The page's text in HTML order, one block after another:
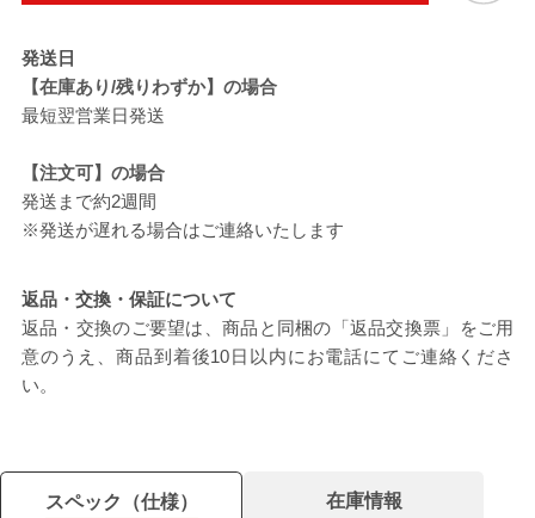
発送日
【在庫あり/残りわずか】の場合
最短翌営業日発送
【注文可】の場合
発送まで約2週間
※発送が遅れる場合はご連絡いたします
返品・交換・保証について
返品・交換のご要望は、商品と同梱の「返品交換票」をご用
意のうえ、商品到着後10日以内にお電話にてご連絡くださ
い。
スペック（仕様） 在庫情報